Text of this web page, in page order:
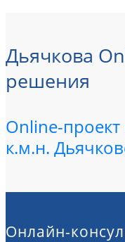
Дьячкова
решения
Online-
к.м.н.
Онлайн-